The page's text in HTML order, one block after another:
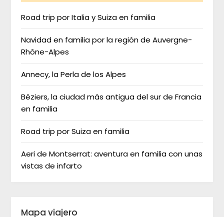
Road trip por Italia y Suiza en familia
Navidad en familia por la región de Auvergne-
Rhône-Alpes
Annecy, la Perla de los Alpes
Béziers, la ciudad más antigua del sur de Francia
en familia
Road trip por Suiza en familia
Aeri de Montserrat: aventura en familia con unas
vistas de infarto
Mapa viajero